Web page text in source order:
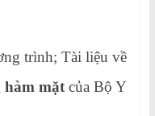
trình; Tài liệu về
hàm mặt của Bộ Y